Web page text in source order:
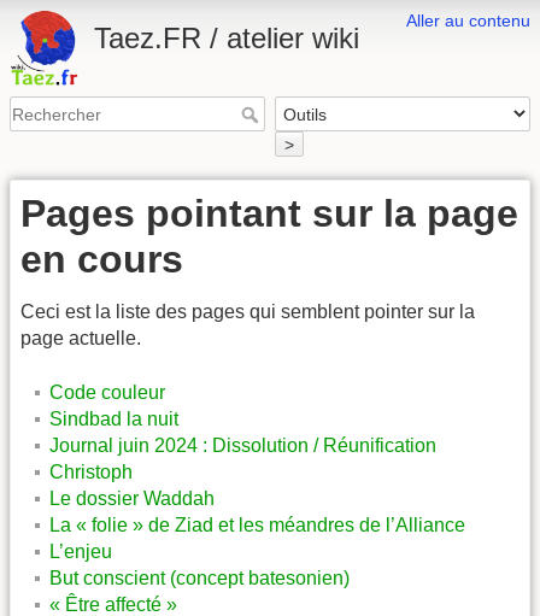
Aller au contenu
Taez.FR / atelier wiki
>
Pages pointant sur la page
en cours
Ceci est la liste des pages qui semblent pointer sur la
page actuelle.
Code couleur
Sindbad la nuit
Journal juin 2024 : Dissolution / Réunification
Christoph
Le dossier Waddah
La « folie » de Ziad et les méandres de l’Alliance
L’enjeu
But conscient (concept batesonien)
« Être affecté »